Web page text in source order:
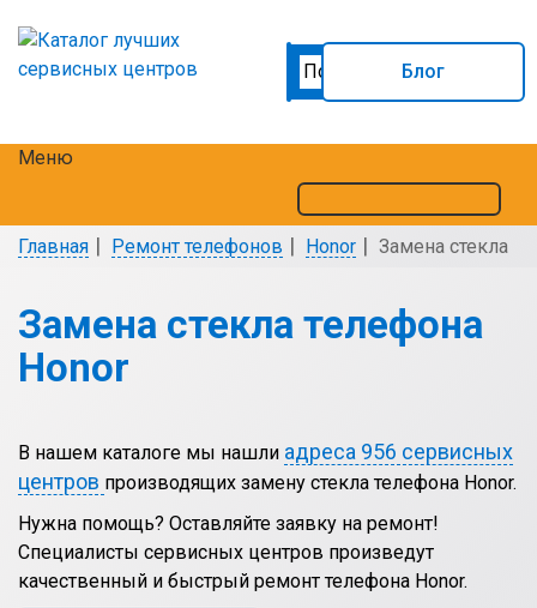
Блог
Меню
Главная Ремонт телефонов Honor Замена стекла
Замена стекла телефона
Honor
В нашем каталоге мы нашли адреса 956 сервисных
центров производящих замену стекла телефона Honor.
Нужна помощь? Оставляйте заявку на ремонт!
Специалисты сервисных центров произведут
качественный и быстрый ремонт телефона Honor.